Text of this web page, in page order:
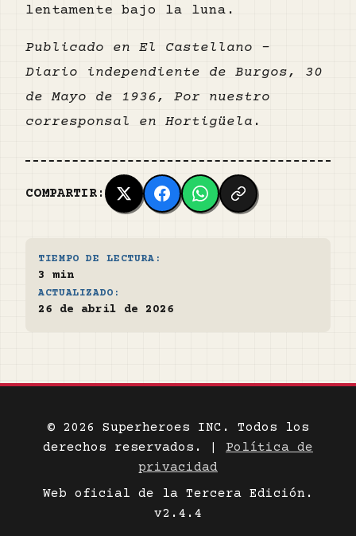
TIEMPO DE LECTURA:
3 min
ACTUALIZADO:
26 de abril de 2026
lentamente bajo la luna.
Publicado en El Castellano -
Diario independiente de Burgos, 30
de Mayo de 1936, Por nuestro
corresponsal en Hortigüela .
COMPARTIR:
© 2026 Superheroes INC. Todos los
derechos reservados. | Política de
privacidad
Web oficial de la Tercera Edición.
v2.4.4